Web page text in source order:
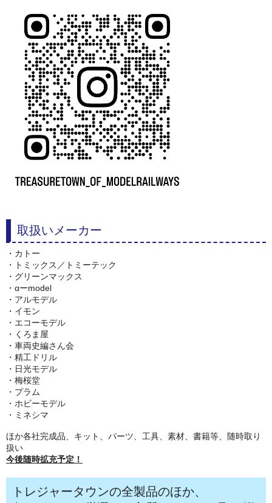
取扱いメーカー
・カトー
・トミックス／トミーテック
・グリーンマックス
・αーmodel
・アルモデル
・イモン
・エコーモデル
・くろま屋
・車両史編さん会
・精工ドリル
・日光モデル
・梅桜堂
・プラム
・ホビーモデル
・ミネシマ
ほか各社完成品、キット、パーツ、工具、素材、書籍等、随時取り
扱い
今後随時拡充予定！
トレジャータウンの全製品のほか、